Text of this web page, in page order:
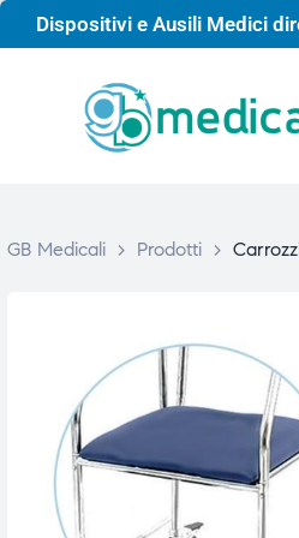
Dispositivi e Ausili Medici
GB Medicali > Prodotti >